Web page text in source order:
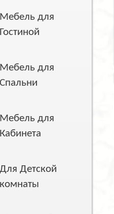
Мебель для
Гостиной
Мебель для
Спальни
Мебель для
Кабинета
Для Детской
комнаты